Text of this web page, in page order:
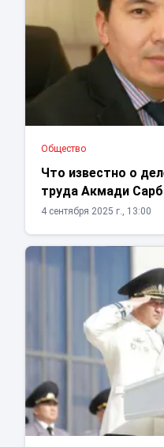
Общество
Что известно о
труда Акмади
4 сентября 2025 г., 13:00